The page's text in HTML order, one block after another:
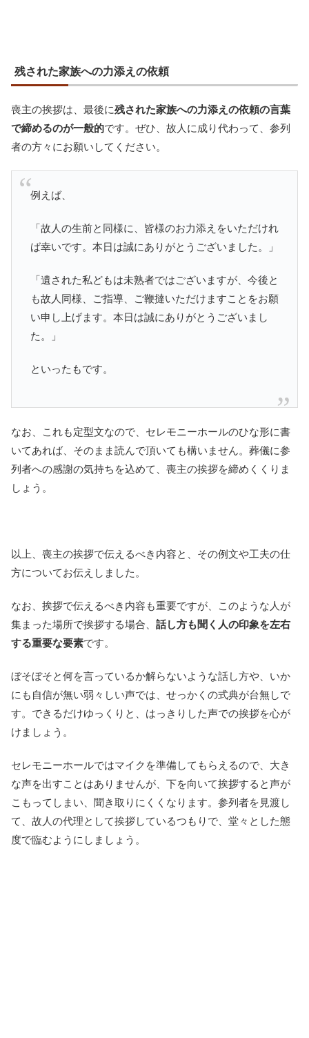
残された家族への力添えの依頼
喪主の挨拶は、最後に残された家族への力添えの依頼の言葉
で締めるのが一般的です。ぜひ、故人に成り代わって、参列
者の方々にお願いしてください。
例えば、
「故人の生前と同様に、皆様のお力添えをいただけれ
ば幸いです。本日は誠にありがとうございました。」
「遺された私どもは未熟者ではございますが、今後と
も故人同様、ご指導、ご鞭撻いただけますことをお願
い申し上げます。本日は誠にありがとうございまし
た。」
といったもです。
なお、これも定型文なので、セレモニーホールのひな形に書
いてあれば、そのまま読んで頂いても構いません。葬儀に参
列者への感謝の気持ちを込めて、喪主の挨拶を締めくくりま
しょう。
以上、喪主の挨拶で伝えるべき内容と、その例文や工夫の仕
方についてお伝えしました。
なお、挨拶で伝えるべき内容も重要ですが、このような人が
集まった場所で挨拶する場合、 話し方も聞く人の印象を左右
する重要な要素です。
ぼそぼそと何を言っているか解らないような話し方や、いか
にも自信が無い弱々しい声では、せっかくの式典が台無しで
す。できるだけゆっくりと、はっきりした声での挨拶を心が
けましょう。
セレモニーホールではマイクを準備してもらえるので、大き
な声を出すことはありませんが、下を向いて挨拶すると声が
こもってしまい、聞き取りにくくなります。参列者を見渡し
て、故人の代理として挨拶しているつもりで、堂々とした態
度で臨むようにしましょう。